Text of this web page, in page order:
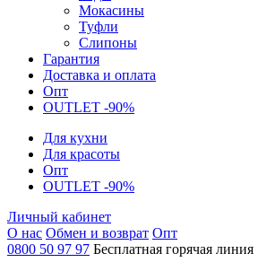
Мокасины
Туфли
Слипоны
Гарантия
Доставка и оплата
Опт
OUTLET -90%
Для кухни
Для красоты
Опт
OUTLET -90%
Личный кабинет
О нас Обмен и возврат Опт
0800 50 97 97 Бесплатная горячая линия